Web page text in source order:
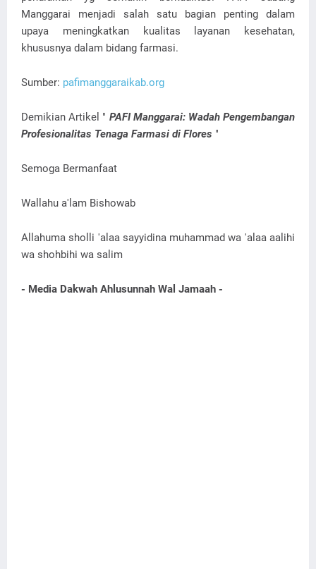
Manggarai menjadi salah satu bagian penting dalam
upaya meningkatkan kualitas layanan kesehatan,
khususnya dalam bidang farmasi.
Sumber: pafimanggaraikab.org
Demikian Artikel " PAFI Manggarai: Wadah Pengembangan
Profesionalitas Tenaga Farmasi di Flores "
Semoga Bermanfaat
Wallahu a'lam Bishowab
Allahuma sholli 'alaa sayyidina muhammad wa 'alaa aalihi
wa shohbihi wa salim
- Media Dakwah Ahlusunnah Wal Jamaah -